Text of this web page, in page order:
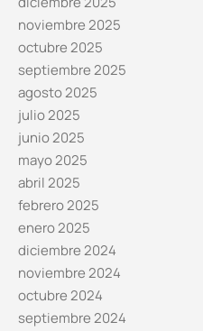
noviembre 2025
octubre 2025
septiembre 2025
agosto 2025
julio 2025
junio 2025
mayo 2025
abril 2025
febrero 2025
enero 2025
diciembre 2024
noviembre 2024
octubre 2024
septiembre 2024